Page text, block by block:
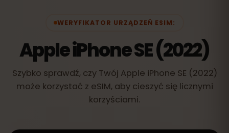
WERYFIKATOR URZĄDZEŃ ESIM:
Apple iPhone SE (2022)
Szybko sprawdź, czy Twój Apple iPhone SE (2022)
może korzystać z eSIM, aby cieszyć się licznymi
korzyściami.